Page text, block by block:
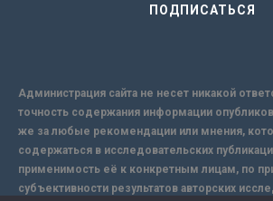
Администрация сайта не несет никакой
точность содержания информации
же за любые рекомендации или мнения,
содержаться в исследовательских
применимость её к конкретным лицам, по
субъективности результатов авторских